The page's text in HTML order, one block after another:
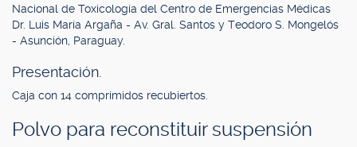
Nacional de Toxicología del Centro de Emergencias Médicas
Dr. Luis María Argaña - Av. Gral. Santos y Teodoro S. Mongelós
- Asunción, Paraguay.
Presentación.
Caja con 14 comprimidos recubiertos.
Polvo para reconstituir suspensión